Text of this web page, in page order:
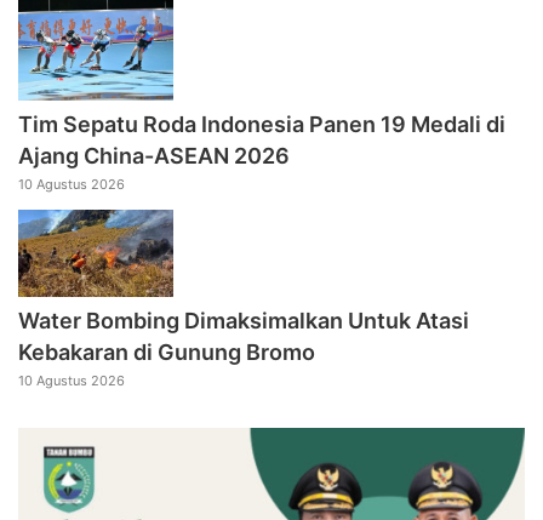
Tim Sepatu Roda Indonesia Panen 19 Medali di
Ajang China-ASEAN 2026
10 Agustus 2026
Water Bombing Dimaksimalkan Untuk Atasi
Kebakaran di Gunung Bromo
10 Agustus 2026